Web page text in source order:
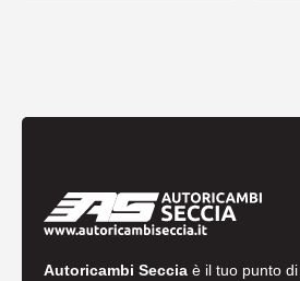
Autoricambi Seccia è il tuo punto